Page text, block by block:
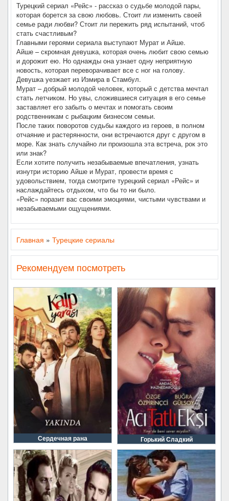
Турецкий сериал «Рейс» - рассказ о судьбе молодой пары,
которая борется за свою любовь. Стоит ли изменить своей
семье ради любви? Стоит ли пережить ряд испытаний, чтоб
стать счастливым?
Главными героями сериала выступают Мурат и Айше.
Айше – скромная девушка, которая очень любит свою семью
и дорожит ею. Но однажды она узнает одну неприятную
новость, которая переворачивает все с ног на голову.
Девушка уезжает из Измира в Стамбул.
Мурат – добрый молодой человек, который с детства мечтал
стать летчиком. Но увы, сложившиеся ситуация в его семье
заставляет его забыть о мечтах и помогать своим
родственникам с рыбацким бизнесом семьи.
После таких поворотов судьбы каждого из героев, в полном
отчаяние и растерянности, они встречаются друг с другом в
море. Как знать случайно ли произошла эта встреча, рок это
или знак?
Если хотите получить незабываемые впечатления, узнать
изнутри историю Айше и Мурат, провести время с
удовольствием, тогда смотрите турецкий сериал «Рейс» и
наслаждайтесь отдыхом, что бы то ни было.
«Рейс» поразит вас своими эмоциями, чистыми чувствами и
незабываемыми ощущениями.
Главная » Турецкие сериалы
Рекомендуем посмотреть
Сердечная рана Горький Сладкий